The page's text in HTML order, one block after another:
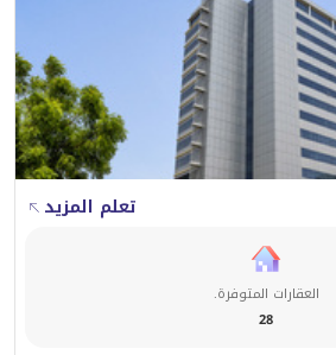
تعلم المزيد
العقارات المتوفرة.
28